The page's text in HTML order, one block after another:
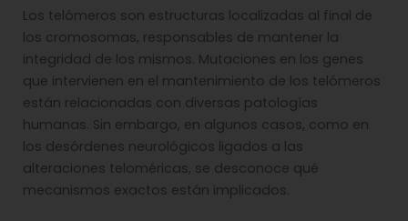
Los telómeros son estructuras localizadas al final de
los cromosomas, responsables de mantener la
integridad de los mismos. Mutaciones en los genes
que intervienen en el mantenimiento de los telómeros
están relacionadas con diversas patologías
humanas. Sin embargo, en algunos casos, como en
los desórdenes neurológicos ligados a las
alteraciones teloméricas, se desconoce qué
mecanismos exactos están implicados.